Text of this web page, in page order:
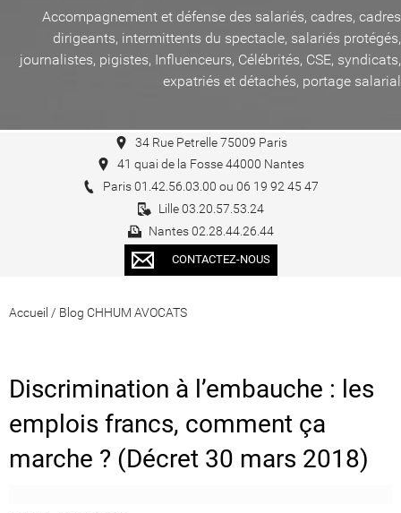
Accompagnement et défense des salariés, cadres, cadres
dirigeants, intermittents du spectacle, salariés protégés,
journalistes, pigistes, Influenceurs, Célébrités, CSE, syndicats,
expatriés et détachés, portage salarial
34 Rue Petrelle 75009 Paris
41 quai de la Fosse 44000 Nantes
Paris 01.42.56.03.00 ou 06 19 92 45 47
Lille 03.20.57.53.24
Nantes 02.28.44.26.44
CONTACTEZ-NOUS
Accueil / Blog CHHUM AVOCATS
Discrimination à l’embauche : les
emplois francs, comment ça
marche ? (Décret 30 mars 2018)